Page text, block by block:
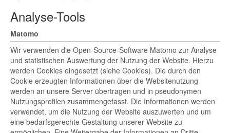
Analyse-Tools
Matomo
Wir verwenden die Open-Source-Software Matomo zur Analyse
und statistischen Auswertung der Nutzung der Website. Hierzu
werden Cookies eingesetzt (siehe Cookies). Die durch den
Cookie erzeugten Informationen über die Websitenutzung
werden an unsere Server übertragen und in pseudonymen
Nutzungsprofilen zusammengefasst. Die Informationen werden
verwendet, um die Nutzung der Website auszuwerten und um
eine bedarfsgerechte Gestaltung unserer Website zu